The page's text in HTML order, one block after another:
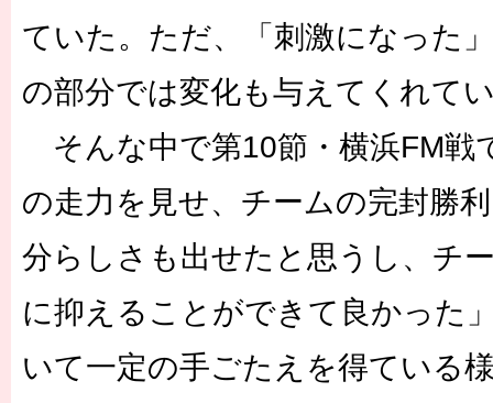
ていた。ただ、「刺激になった
の部分では変化も与えてくれて
そんな中で第10節・横浜FM戦
の走力を見せ、チームの完封勝
分らしさも出せたと思うし、チ
に抑えることができて良かった
いて一定の手ごたえを得ている